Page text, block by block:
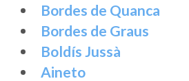
Bordes de Quanca
Bordes de Graus
Boldís Jussà
Aineto